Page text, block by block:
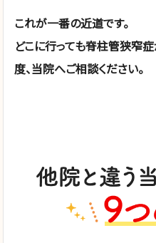
これが一番の近道です。
どこに行っても脊柱管狭窄
度、当院へご相談ください。